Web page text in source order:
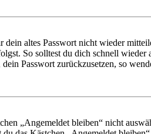
altes Passwort nicht wieder
So solltest du dich schnell wieder
Passwort zurückzusetzen, so
„Angemeldet bleiben“ nicht